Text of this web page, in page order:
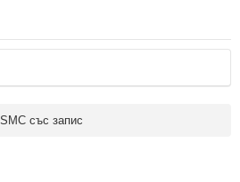
SMC със запис